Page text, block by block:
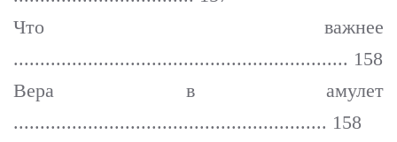
Что важнее
............................................................... 158
Вера в амулет
........................................................... 158